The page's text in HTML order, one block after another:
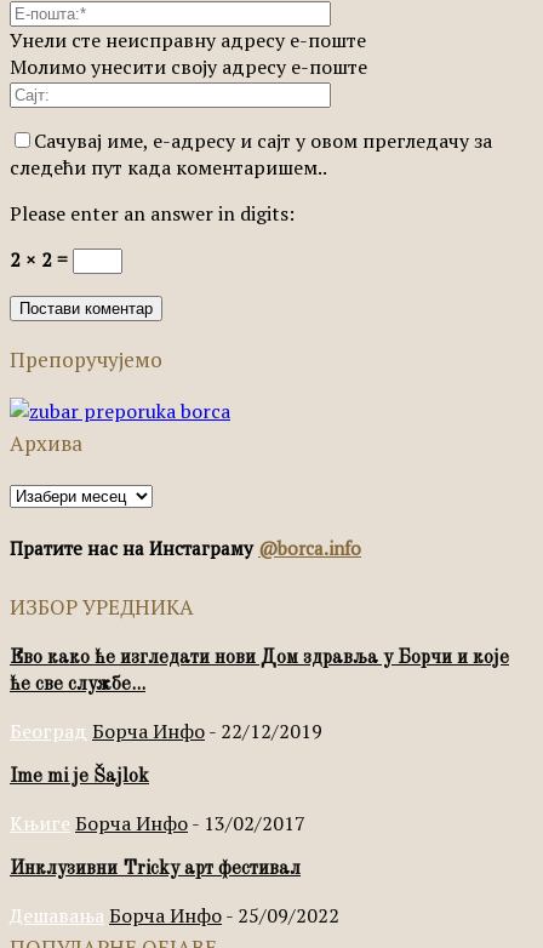
Унели сте неисправну адресу е-поште
Молимо унесити своју адресу е-поште
Сачувај име, е-адресу и сајт у овом прегледачу за
следећи пут када коментаришем..
Please enter an answer in digits:
2 × 2 =
Препоручујемо
Архива
Архива
Пратите нас на Инстаграму @borca.info
ИЗБОР УРЕДНИКА
Ево како ће изгледати нови Дом здравља у Борчи и које
ће све службе...
Београд Борча Инфо- 22/12/2019
Ime mi je Šajlok
Књиге Борча Инфо- 13/02/2017
Инклузивни Tricky арт фестивал
ДешавањаБорча Инфо- 25/09/2022